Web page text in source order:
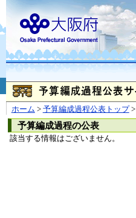
ホーム > 予算編成過程公表トップ>
予算編成過程の公表
該当する情報はございません。
大阪府
（法人番号 4000020270008）